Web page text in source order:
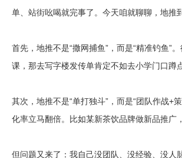
单、站街吆喝就完事了。今天咱就聊聊，地
首先，地推不是“撒网捕鱼”，而是“精准钓鱼”
课，那去写字楼发传单肯定不如去小学门口蹲
其次，地推不是“单打独斗”，而是“团队作战
化率立马翻倍。比如某新茶饮品牌做新品推
但问题又来了：我自己没团队、没经验、没人